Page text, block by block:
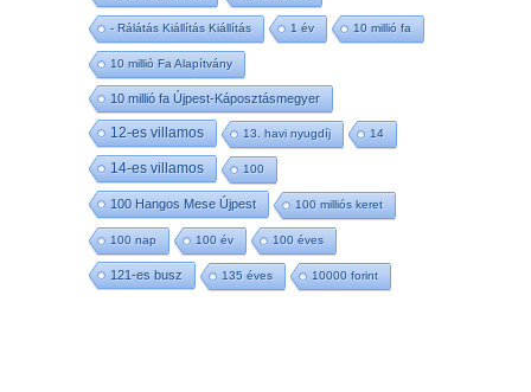
- Rálátás Kiállítás Kiállítás 1 év 10 millió fa
10 millió Fa Alapítvány
10 millió fa Újpest-Káposztásmegyer
12-es villamos 13. havi nyugdíj 14
14-es villamos 100
100 Hangos Mese Újpest 100 milliós keret
100 nap 100 év 100 éves
121-es busz 135 éves 10000 forint